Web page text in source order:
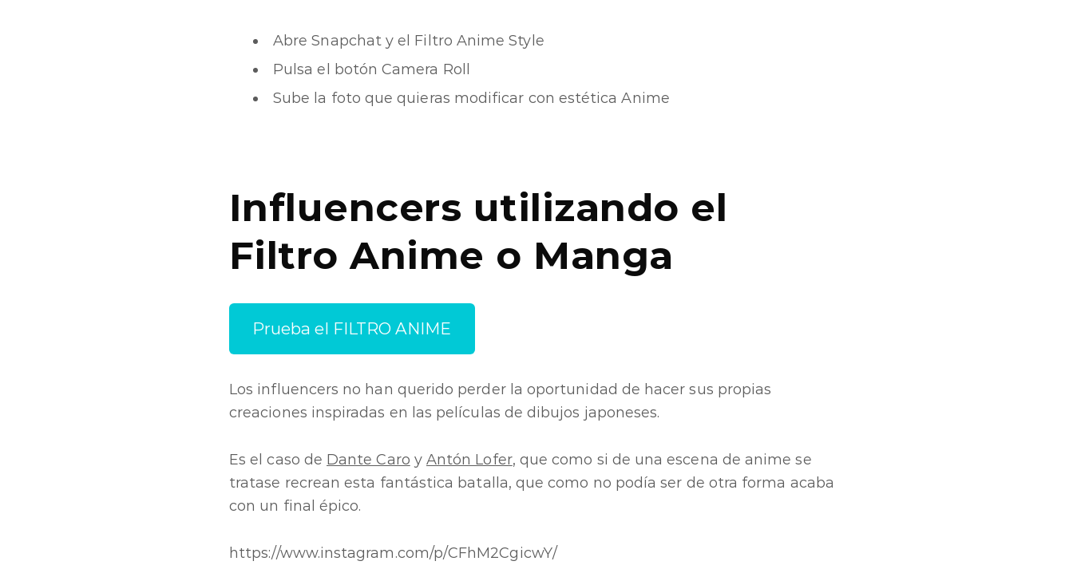
Abre Snapchat y el Filtro Anime Style
Pulsa el botón Camera Roll
Sube la foto que quieras modificar con estética Anime
Influencers utilizando el
Filtro Anime o Manga
Prueba el FILTRO ANIME
Los influencers no han querido perder la oportunidad de hacer sus propias
creaciones inspiradas en las películas de dibujos japoneses.
Es el caso de Dante Caro y Antón Lofer, que como si de una escena de anime se
tratase recrean esta fantástica batalla, que como no podía ser de otra forma acaba
con un final épico.
https://www.instagram.com/p/CFhM2CgicwY/